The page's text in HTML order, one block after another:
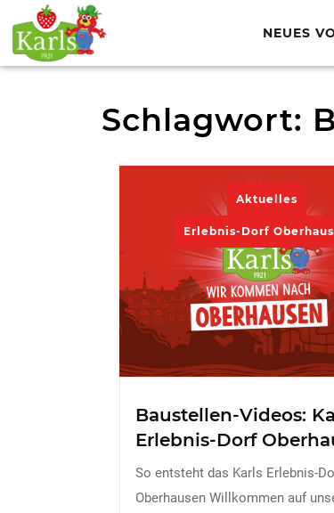
NEUES
Schlagwort:
Aktuelles
Erlebnis-Dorf
Baustellen-Videos:
Erlebnis-Dorf
So entsteht das Karls Erlebnis-
Oberhausen Willkommen auf